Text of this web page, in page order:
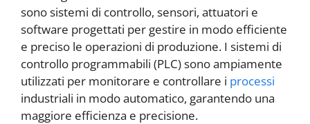
sono sistemi di controllo, sensori, attuatori e
software progettati per gestire in modo efficiente
e preciso le operazioni di produzione. I sistemi di
controllo programmabili (PLC) sono ampiamente
utilizzati per monitorare e controllare i processi
industriali in modo automatico, garantendo una
maggiore efficienza e precisione.